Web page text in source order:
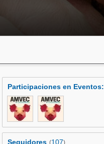
Participaciones en Eventos:
Seguidores (107)